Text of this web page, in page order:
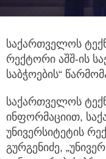
რექტორი აშშ-ის
საბჭოების“
ინფორმაციით,
უნივერსიტეტის
გურგენიძე,
განვითარების